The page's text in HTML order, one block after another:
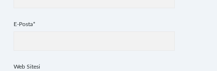
E-Posta*
Web Sitesi